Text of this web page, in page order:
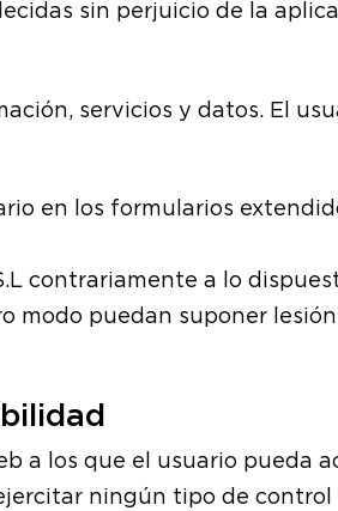
sin perjuicio de la
servicios y datos. El
en los formularios
contrariamente a lo
modo puedan suponer
a los que el usuario pueda
ningún tipo de